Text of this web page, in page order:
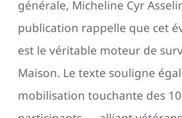
générale, Micheline Cyr
publication rappelle que cet
est le véritable moteur de
Maison. Le texte souligne
mobilisation touchante des